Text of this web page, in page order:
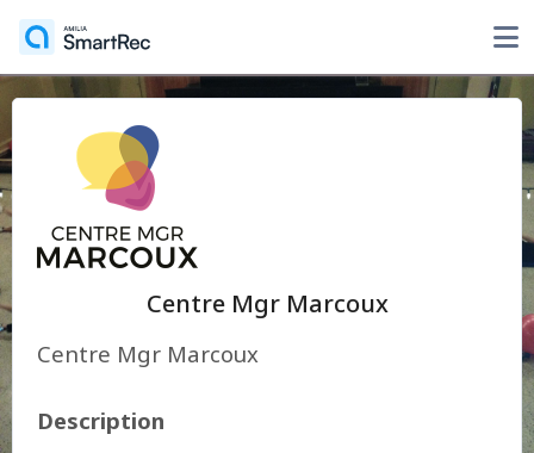
Centre Mgr Marcoux
Centre Mgr Marcoux
Description